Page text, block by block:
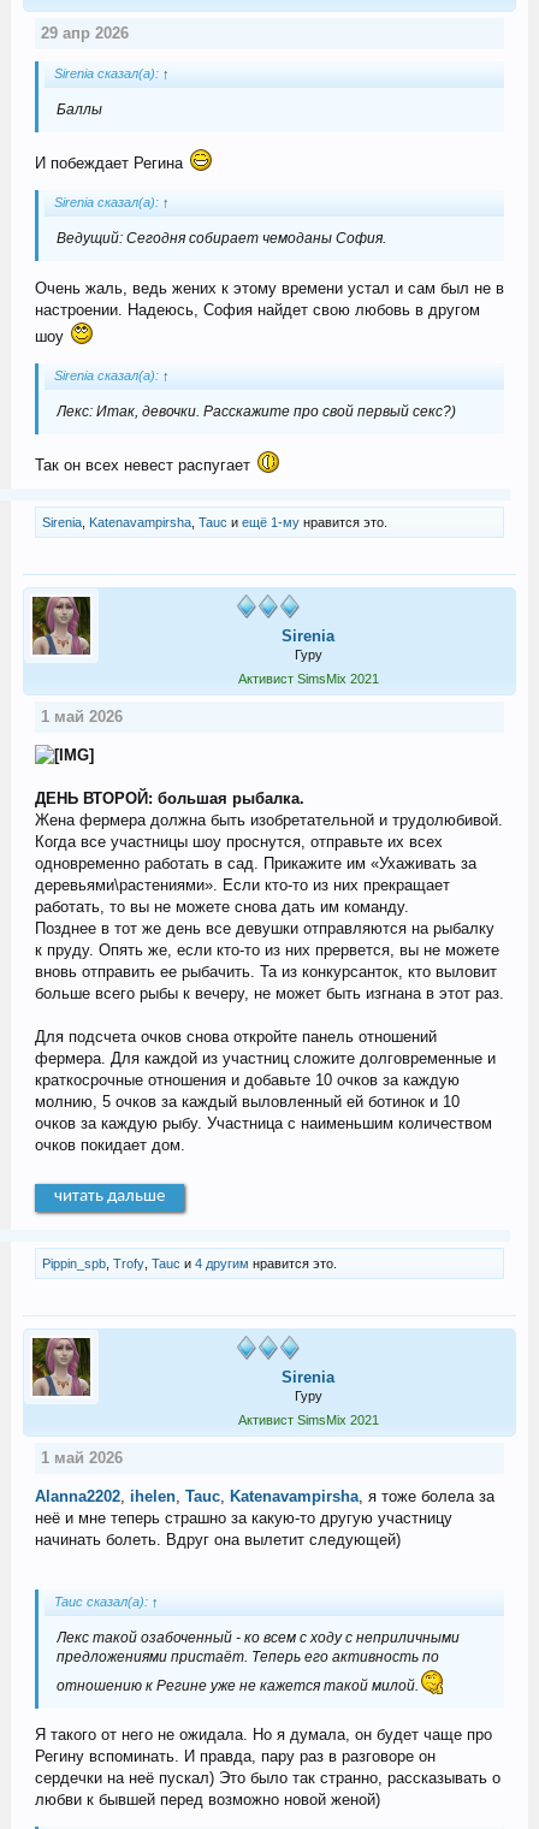
29 апр 2026
Sirenia сказал(а): ↑
Баллы
И побеждает Регина
Sirenia сказал(а): ↑
Ведущий: Сегодня собирает чемоданы София.
Очень жаль, ведь жених к этому времени устал и сам был не в
настроении. Надеюсь, София найдет свою любовь в другом
шоу
Sirenia сказал(а): ↑
Лекс: Итак, девочки. Расскажите про свой первый секс?)
Так он всех невест распугает
Sirenia, Katenavampirsha, Tauc и ещё 1-мунравится это.
Sirenia
Гуру
Активист SimsMix 2021
1 май 2026
ДЕНЬ ВТОРОЙ: большая рыбалка.
Жена фермера должна быть изобретательной и трудолюбивой.
Когда все участницы шоу проснутся, отправьте их всех
одновременно работать в сад. Прикажите им «Ухаживать за
деревьями\растениями». Если кто-то из них прекращает
работать, то вы не можете снова дать им команду.
Позднее в тот же день все девушки отправляются на рыбалку
к пруду. Опять же, если кто-то из них прервется, вы не можете
вновь отправить ее рыбачить. Та из конкурсанток, кто выловит
больше всего рыбы к вечеру, не может быть изгнана в этот раз.
Для подсчета очков снова откройте панель отношений
фермера. Для каждой из участниц сложите долговременные и
краткосрочные отношения и добавьте 10 очков за каждую
молнию, 5 очков за каждый выловленный ей ботинок и 10
очков за каждую рыбу. Участница с наименьшим количеством
очков покидает дом.
читать дальше
Pippin_spb, Trofy, Tauc и 4 другим нравится это.
Sirenia
Гуру
Активист SimsMix 2021
1 май 2026
Alanna2202, ihelen, Tauc, Katenavampirsha, я тоже болела за
неё и мне теперь страшно за какую-то другую участницу
начинать болеть. Вдруг она вылетит следующей)
Tauc сказал(а): ↑
Лекс такой озабоченный - ко всем с ходу с неприличными
предложениями пристаёт. Теперь его активность по
отношению к Регине уже не кажется такой милой.
Я такого от него не ожидала. Но я думала, он будет чаще про
Регину вспоминать. И правда, пару раз в разговоре он
сердечки на неё пускал) Это было так странно, рассказывать о
любви к бывшей перед возможно новой женой)